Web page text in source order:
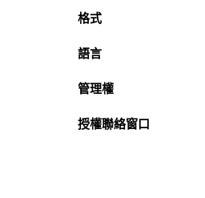
格式
語言
管理權
授權聯絡窗口